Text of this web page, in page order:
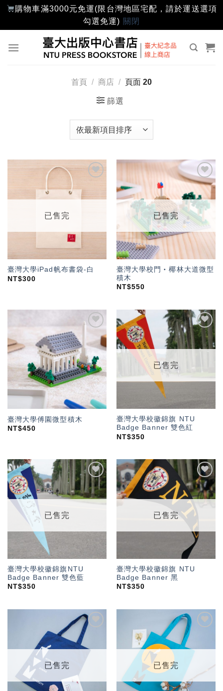
購物車滿3000元免運(限台灣地區宅配，請於運送選項
勾選免運) 關閉
首頁 / 商店 / 頁面 20
篩選
望輕
已售完
臺灣大學iPad帆布書袋-白
NT$300
加入
「願
望輕
已售完
臺灣大學校門‧椰林大道微型
積木
NT$550
加入
「願
望輕
單」
臺灣大學傅園微型積木
NT$450
加入
「願
望輕
已售完
臺灣大學校徽錦旗 NTU
Badge Banner 雙色紅
NT$350
加入
「願
望輕
已售完
臺灣大學校徽錦旗NTU
Badge Banner 雙色藍
NT$350
加入
「願
望輕
已售完
臺灣大學校徽錦旗 NTU
Badge Banner 黑
NT$350
望輕
單」
已售完
望輕
已售完